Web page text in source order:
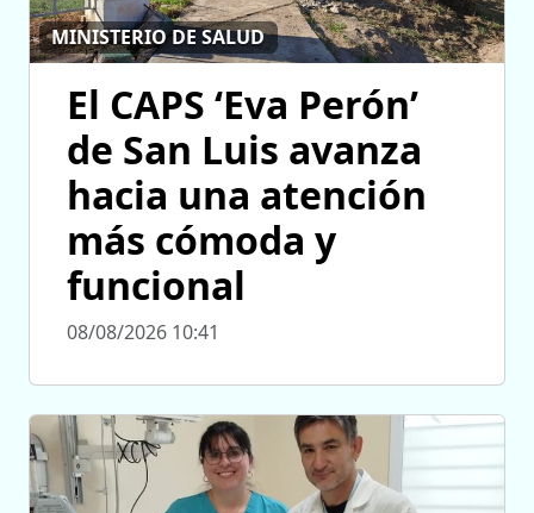
MINISTERIO DE SALUD
El CAPS ‘Eva Perón’
de San Luis avanza
hacia una atención
más cómoda y
funcional
08/08/2026 10:41